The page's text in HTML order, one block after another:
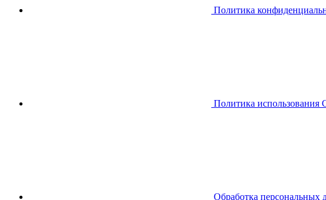
Политика
Политика использования
Обработка персональных